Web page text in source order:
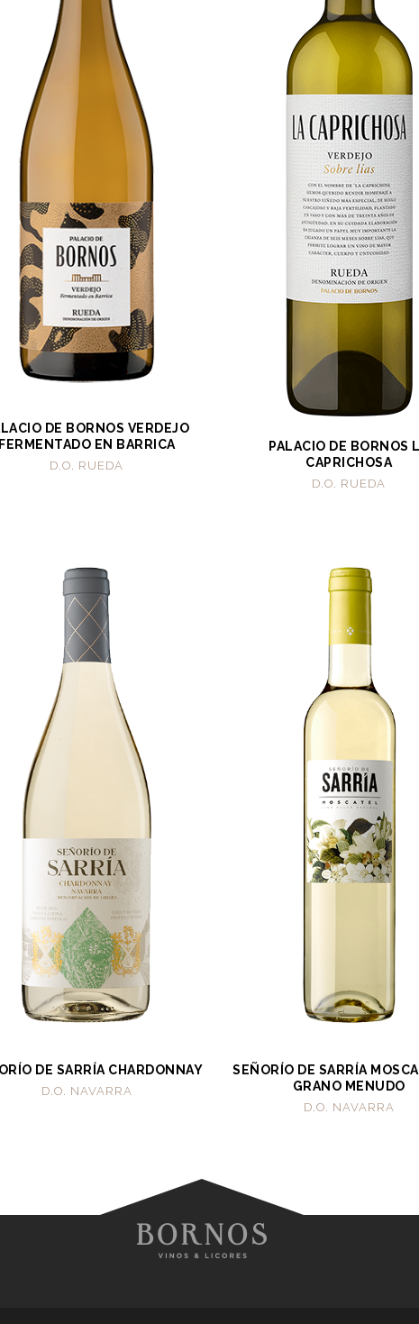
DE BORNOS VERDEJO
EN BARRICA
D.O. RUEDA
PALACIO DE BORNOS
CAPRICHOSA
D.O. RUEDA
DE SARRÍA CHARDONNAY
D.O. NAVARRA
SEÑORÍO DE SARRÍA
GRANO MENUDO
D.O. NAVARRA